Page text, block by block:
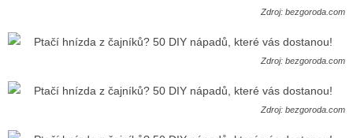
Zdroj: bezgoroda.com
Zdroj: bezgoroda.com
Zdroj: bezgoroda.com